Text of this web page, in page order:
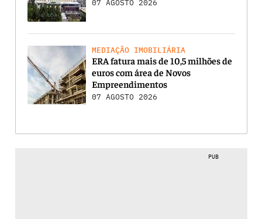
07 AGOSTO 2026
MEDIAÇÃO IMOBILIÁRIA
ERA fatura mais de 10,5 milhões de
euros com área de Novos
Empreendimentos
07 AGOSTO 2026
PUB